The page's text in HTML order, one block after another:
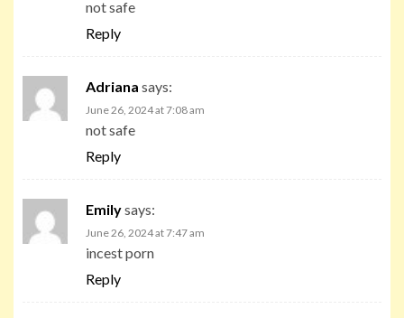
not safe
Reply
Adriana says:
June 26, 2024 at 7:08 am
not safe
Reply
Emilysays:
June 26, 2024 at 7:47 am
incest porn
Reply